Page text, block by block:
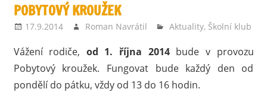
POBYTOVÝ KROUŽEK
17.9.2014 Roman Navrátil Aktuality, Školní klub
Vážení rodiče, od 1. října 2014bude v provozu
Pobytový kroužek. Fungovat bude každý den od
pondělí do pátku, vždy od 13 do 16 hodin.